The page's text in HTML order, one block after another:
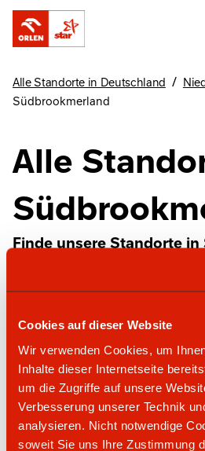
Cookies auf dieser Website
Wir verwenden Cookies, um
Inhalte dieser Internetseite
um die Zugriffe auf unsere
Verbesserung unserer Technik
analysieren. Nicht notwendige
soweit Sie uns Ihre Zustimmung
Alle Standorte in Deutschland /
Südbrookmerland
Alle
Finde unsere Standorte
04942 3000
Emder Straße 33
26624